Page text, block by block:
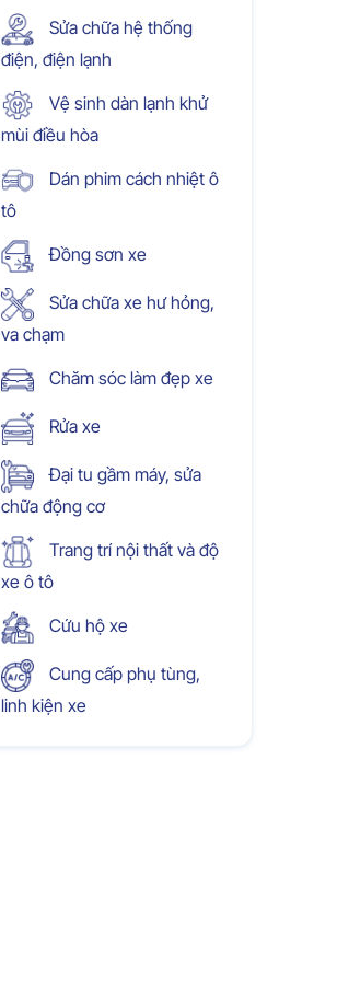
Sửa chữa hệ thống
điện, điện lạnh
Vệ sinh dàn lạnh khử
mùi điều hòa
Dán phim cách nhiệt ô
tô
Đồng sơn xe
Sửa chữa xe hư hỏng,
va chạm
Chăm sóc làm đẹp xe
Rửa xe
Đại tu gầm máy, sửa
chữa động cơ
Trang trí nội thất và độ
xe ô tô
Cứu hộ xe
Cung cấp phụ tùng,
linh kiện xe